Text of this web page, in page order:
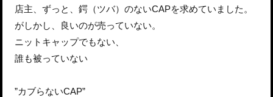
店主、ずっと、鍔（ツバ）のないCAPを求めていました。
がしかし、良いのが売っていない。
ニットキャップでもない、
誰も被っていない
”カブらないCAP”